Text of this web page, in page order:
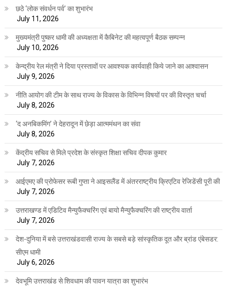
छठे ‘लोक संवर्धन पर्व’ का शुभारंभ
July 11, 2026
मुख्यमंत्री पुष्कर धामी की अध्यक्षता में कैबिनेट की महत्वपूर्ण बैठक सम्पन्न
July 10, 2026
केन्द्रीय रेल मंत्री ने दिया प्रस्तावों पर आवश्यक कार्यवाही किये जाने का आश्वासन
July 9, 2026
नीति आयोग की टीम के साथ राज्य के विकास के विभिन्न विषयों पर की विस्तृत चर्चा
July 8, 2026
‘द अनबिकमिंग’ ने देहरादून में छेड़ा आत्ममंथन का संवा
July 8, 2026
केंद्रीय सचिव से मिले प्रदेश के संस्कृत शिक्षा सचिव दीपक कुमार
July 7, 2026
आईएमए की प्रोफेसर रूबी गुप्ता ने आइसलैंड में अंतरराष्ट्रीय क्रिएटिव रेजिडेंसी पूरी की
July 7, 2026
उत्तराखण्ड में एडिटिव मैन्युफैक्चरिंग एवं बायो मैन्युफैक्चरिंग की राष्ट्रीय वार्ता
July 7, 2026
देश-दुनिया में बसे उत्तराखंडवासी राज्य के सबसे बड़े सांस्कृतिक दूत और ब्रांड एंबेसडर:
सीएम धामी
July 6, 2026
देवभूमि उत्तराखंड से शिवधाम की पावन यात्रा का शुभारंभ